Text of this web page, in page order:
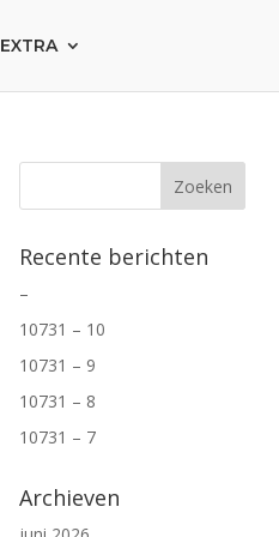
EXTRA
Recente berichten
–
10731 – 10
10731 – 9
10731 – 8
10731 – 7
Archieven